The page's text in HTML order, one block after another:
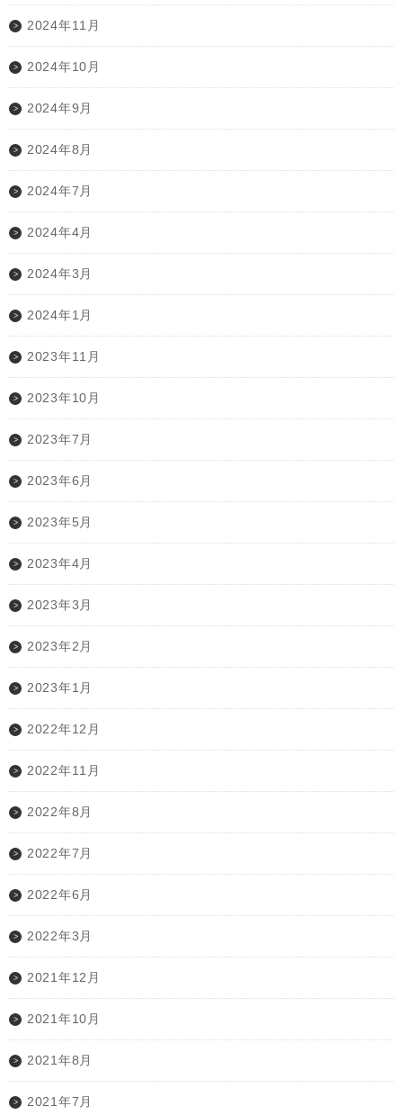
2024年11月
2024年10月
2024年9月
2024年8月
2024年7月
2024年4月
2024年3月
2024年1月
2023年11月
2023年10月
2023年7月
2023年6月
2023年5月
2023年4月
2023年3月
2023年2月
2023年1月
2022年12月
2022年11月
2022年8月
2022年7月
2022年6月
2022年3月
2021年12月
2021年10月
2021年8月
2021年7月